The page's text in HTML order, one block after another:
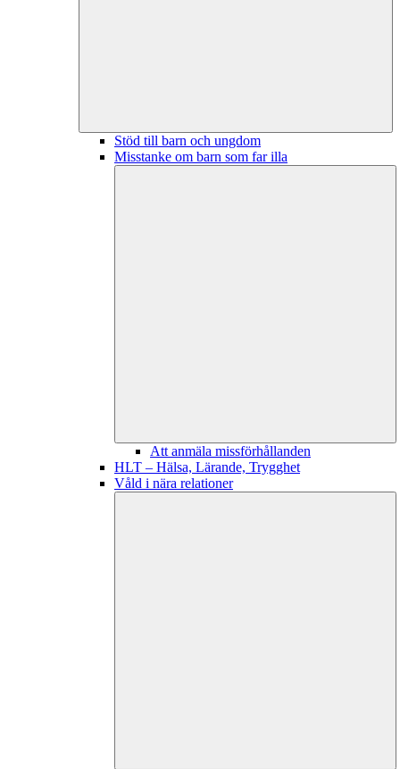
Stöd till barn och ungdom
Misstanke om barn som far illa
Att anmäla missförhållanden
HLT – Hälsa, Lärande, Trygghet
Våld i nära relationer